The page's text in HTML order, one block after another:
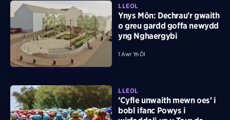
LLEOL
Ynys Môn: Dechrau'r gwaith
o greu gardd goffa newydd
yng Nghaergybi
1 Awr Yn Ôl
LLEOL
'Cyfle unwaith mewn oes' i
bobl ifanc Powys i